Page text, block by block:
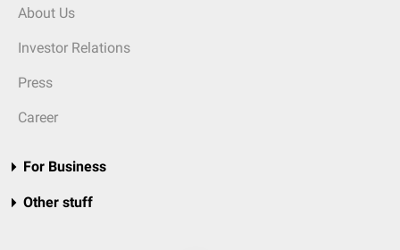
About Us
Investor Relations
Press
Career
For Business
Other stuff